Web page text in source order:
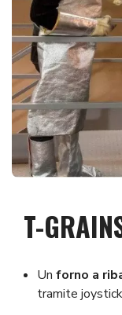
T-
Un forno a
tramite